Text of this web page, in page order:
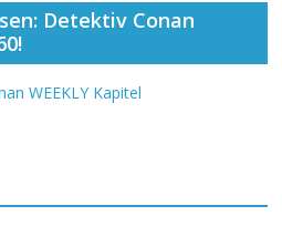
Detektiv Conan